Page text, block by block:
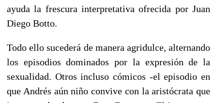
ayuda la frescura interpretativa ofrecida por Juan
Diego Botto.
Todo ello sucederá de manera agridulce, alternando
los episodios dominados por la expresión de la
sexualidad. Otros incluso cómicos -el episodio en
que Andrés aún niño convive con la aristócrata que